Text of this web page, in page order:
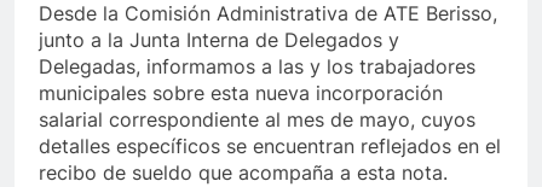
Desde la Comisión Administrativa de ATE Berisso,
junto a la Junta Interna de Delegados y
Delegadas, informamos a las y los trabajadores
municipales sobre esta nueva incorporación
salarial correspondiente al mes de mayo, cuyos
detalles específicos se encuentran reflejados en el
recibo de sueldo que acompaña a esta nota.